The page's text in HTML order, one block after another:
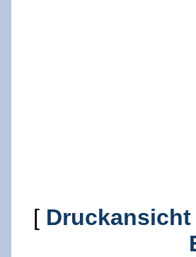
[ Druckansicht